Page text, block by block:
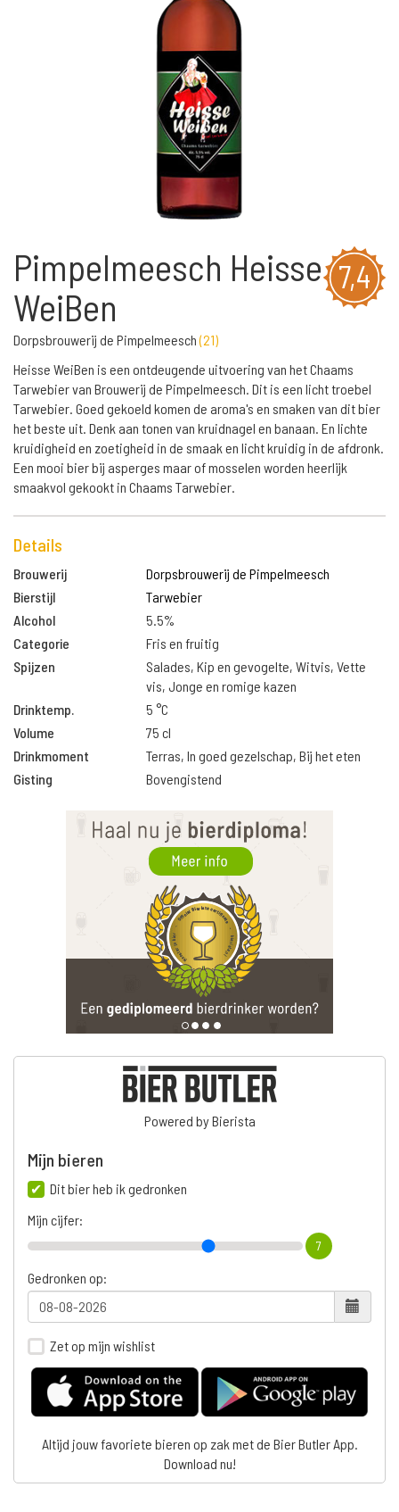
7,4
Pimpelmeesch Heisse
WeiBen
Dorpsbrouwerij de Pimpelmeesch(21)
Heisse WeiBen is een ontdeugende uitvoering van het Chaams
Tarwebier van Brouwerij de Pimpelmeesch. Dit is een licht troebel
Tarwebier. Goed gekoeld komen de aroma's en smaken van dit bier
het beste uit. Denk aan tonen van kruidnagel en banaan. En lichte
kruidigheid en zoetigheid in de smaak en licht kruidig in de afdronk.
Een mooi bier bij asperges maar of mosselen worden heerlijk
smaakvol gekookt in Chaams Tarwebier.
Details
Brouwerij
Dorpsbrouwerij de Pimpelmeesch
Bierstijl
Tarwebier
Alcohol
5.5%
Categorie
Fris en fruitig
Spijzen
Salades, Kip en gevogelte, Witvis, Vette
vis, Jonge en romige kazen
Drinktemp.
5 °C
Volume
75 cl
Drinkmoment
Terras, In goed gezelschap, Bij het eten
Gisting
Bovengistend
Powered by Bierista
Mijn bieren
Dit bier heb ik gedronken
Mijn cijfer:
7
Gedronken op:
Zet op mijn wishlist
Altijd jouw favoriete bieren op zak met de Bier Butler App.
Download nu!